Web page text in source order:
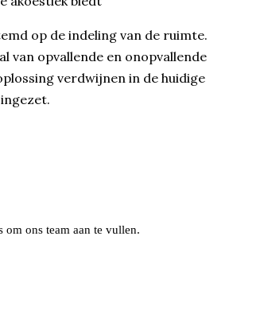
op de indeling van de ruimte.
van opvallende en onopvallende
verdwijnen in de huidige